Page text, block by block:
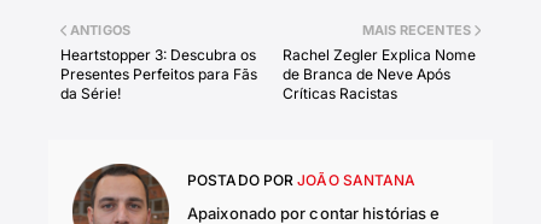
MAIS RECENTES
Rachel Zegler Explica Nome
de Branca de Neve Após
Críticas Racistas
ANTIGOS
Heartstopper 3: Descubra os
Presentes Perfeitos para Fãs
da Série!
POSTADO POR JOÃO SANTANA
Apaixonado por contar histórias e